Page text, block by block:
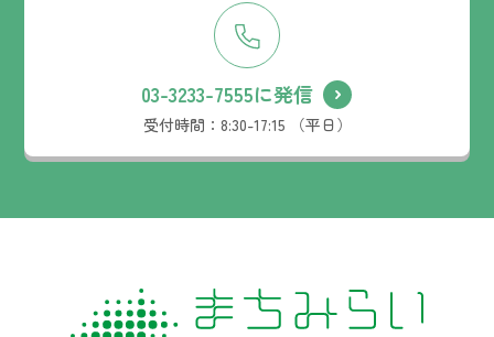
03-3233-7555に発信
受付時間： 8:30-17:15 （平日）